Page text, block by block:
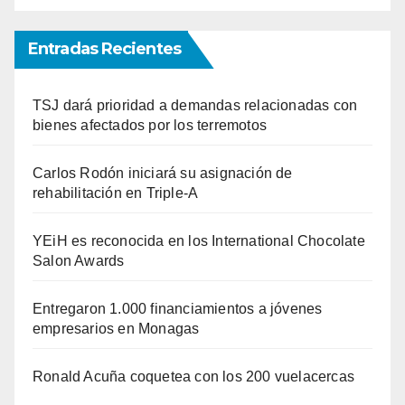
Entradas Recientes
TSJ dará prioridad a demandas relacionadas con
bienes afectados por los terremotos
Carlos Rodón iniciará su asignación de
rehabilitación en Triple-A
YEiH es reconocida en los International Chocolate
Salon Awards
Entregaron 1.000 financiamientos a jóvenes
empresarios en Monagas
Ronald Acuña coquetea con los 200 vuelacercas